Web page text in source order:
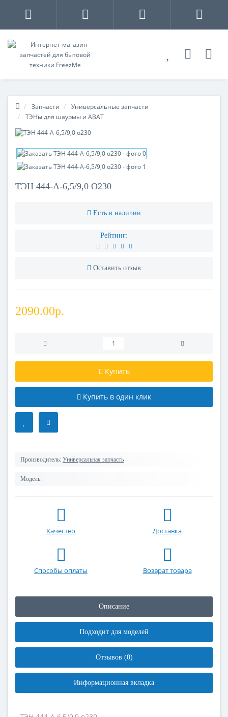
Запчасти
Универсальные запчасти
ТЭНы для шаурмы и ABAT
ТЭН 444-А-6,5/9,0 О230
Есть в наличии
Рейтинг:
Оставить отзыв
2090.00р.
Купить
Купить в один клик
Производитель: Универсальная запчасть
Модель:
Качество Доставка
Способы оплаты Возврат товара
Описание
Подходит для моделей
Отзывов (0)
Информационная вкладка